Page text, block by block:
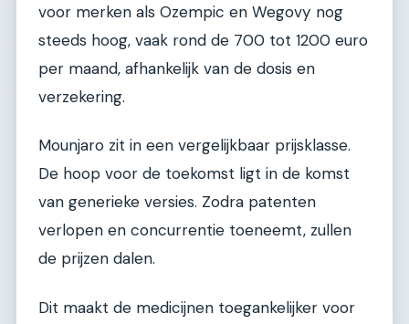
voor merken als Ozempic en Wegovy nog
steeds hoog, vaak rond de 700 tot 1200 euro
per maand, afhankelijk van de dosis en
verzekering.
Mounjaro zit in een vergelijkbaar prijsklasse.
De hoop voor de toekomst ligt in de komst
van generieke versies. Zodra patenten
verlopen en concurrentie toeneemt, zullen
de prijzen dalen.
Dit maakt de medicijnen toegankelijker voor